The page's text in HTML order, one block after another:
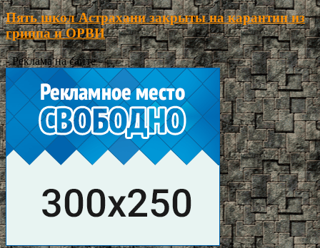
Пять школ Астрахани закрыты на карантин из
гриппа и ОРВИ
- Реклама на сайте -